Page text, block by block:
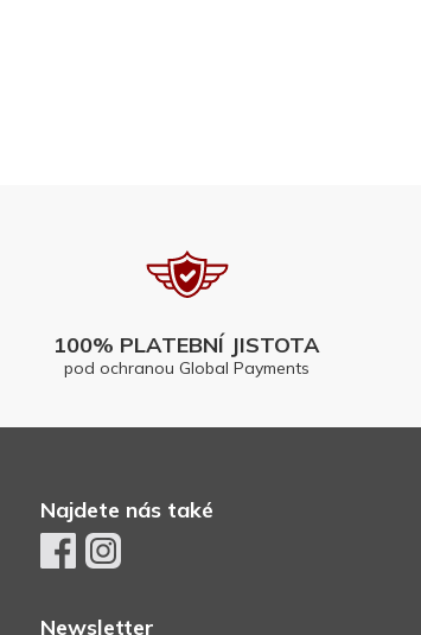
100% PLATEBNÍ JISTOTA
pod ochranou Global Payments
Najdete nás také
Newsletter